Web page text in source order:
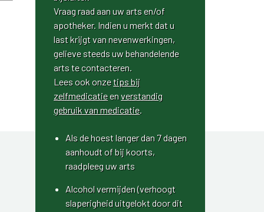
Vraag raad aan uw arts en/of
apotheker. Indien u merkt dat u
last krijgt van nevenwerkingen,
gelieve steeds uw behandelende
arts te contacteren.
Lees ook onzetips bij
zelfmedicatieenverstandig
gebruik van medicatie.
Als de hoest langer dan 7 dagen
aanhoudt of bij koorts,
raadpleeg uw arts
Alcohol vermijden (verhoogt
slaperigheid uitgelokt door dit